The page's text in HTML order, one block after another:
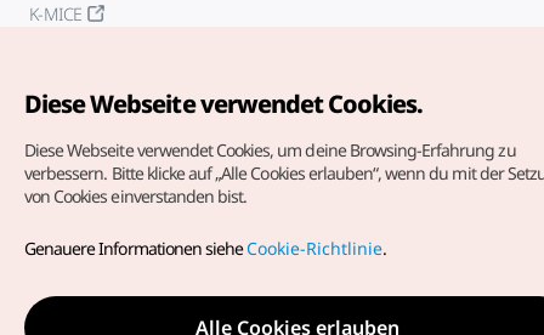
K-MICE
vorbehalten.
dieoffizielle E-Mail-Adresse
german@knto.or.kr
Diese Webseite verwendet Cookies.
Diese Webseite verwendet Cookies, um deine Browsing-Erfahrung zu
verbessern. Bitte klicke auf „Alle Cookies erlauben“, wenn du mit der
von Cookies einverstanden bist.
Genauere Informationen sieheCookie-Richtlinie.
Alle Cookies erlauben